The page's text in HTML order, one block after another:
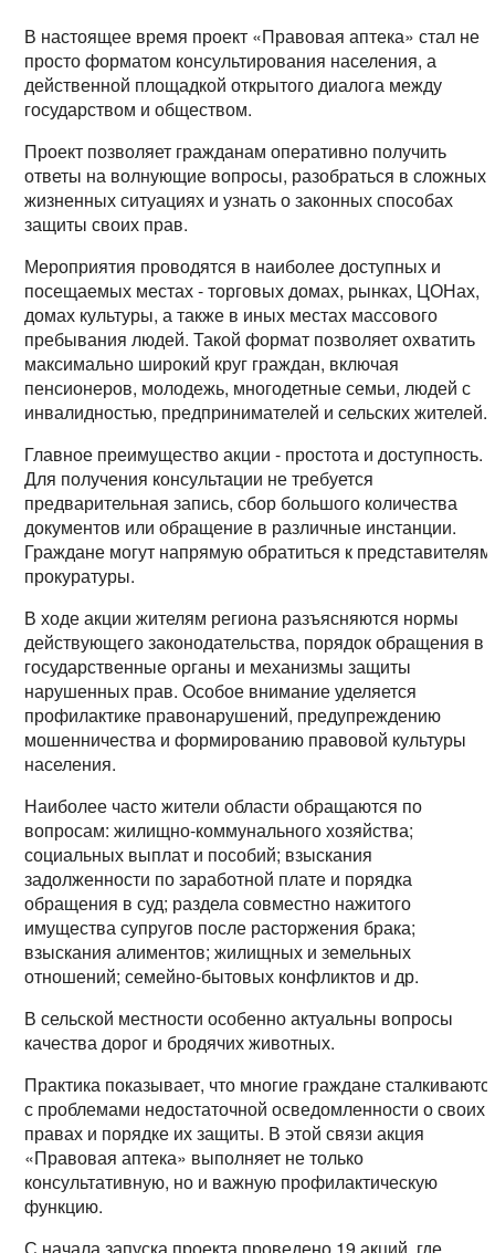
В настоящее время проект «Правовая аптека» стал не
просто форматом консультирования населения, а
действенной площадкой открытого диалога между
государством и обществом.
Проект позволяет гражданам оперативно получить
ответы на волнующие вопросы, разобраться в сложных
жизненных ситуациях и узнать о законных способах
защиты своих прав.
Мероприятия проводятся в наиболее доступных и
посещаемых местах - торговых домах, рынках, ЦОНах,
домах культуры, а также в иных местах массового
пребывания людей. Такой формат позволяет охватить
максимально широкий круг граждан, включая
пенсионеров, молодежь, многодетные семьи, людей с
инвалидностью, предпринимателей и сельских жителей.
Главное преимущество акции - простота и доступность.
Для получения консультации не требуется
предварительная запись, сбор большого количества
документов или обращение в различные инстанции.
Граждане могут напрямую обратиться к представителям
прокуратуры.
В ходе акции жителям региона разъясняются нормы
действующего законодательства, порядок обращения в
государственные органы и механизмы защиты
нарушенных прав. Особое внимание уделяется
профилактике правонарушений, предупреждению
мошенничества и формированию правовой культуры
населения.
Наиболее часто жители области обращаются по
вопросам: жилищно-коммунального хозяйства;
социальных выплат и пособий; взыскания
задолженности по заработной плате и порядка
обращения в суд; раздела совместно нажитого
имущества супругов после расторжения брака;
взыскания алиментов; жилищных и земельных
отношений; семейно-бытовых конфликтов и др.
В сельской местности особенно актуальны вопросы
качества дорог и бродячих животных.
Практика показывает, что многие граждане
с проблемами недостаточной осведомленности о своих
правах и порядке их защиты. В этой связи акция
«Правовая аптека» выполняет не только
консультативную, но и важную профилактическую
функцию.